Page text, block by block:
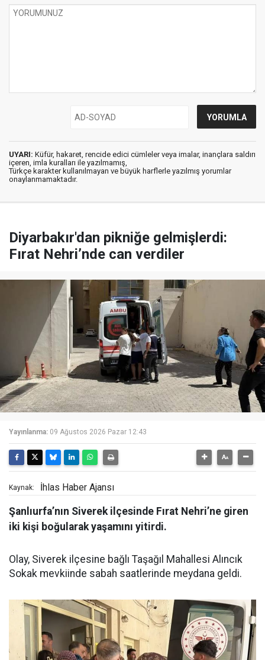
UYARI: Küfür, hakaret, rencide edici cümleler veya imalar, inançlara saldırı
içeren, imla kuralları ile yazılmamış,
Türkçe karakter kullanılmayan ve büyük harflerle yazılmış yorumlar
onaylanmamaktadır.
Diyarbakır'dan pikniğe gelmişlerdi:
Fırat Nehri’nde can verdiler
Yayınlanma: 09 Ağustos 2026 Pazar 12:43
Kaynak: İhlas Haber Ajansı
Şanlıurfa’nın Siverek ilçesinde Fırat Nehri’ne giren
iki kişi boğularak yaşamını yitirdi.
Olay, Siverek ilçesine bağlı Taşağıl Mahallesi Alıncık
Sokak mevkiinde sabah saatlerinde meydana geldi.